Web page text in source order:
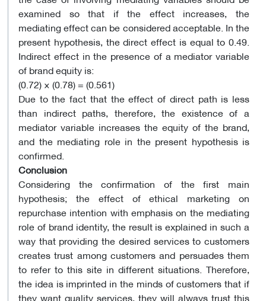
examined so that if the effect increases, the
mediating effect can be considered acceptable. In the
present hypothesis, the direct effect is equal to 0.49.
Indirect effect in the presence of a mediator variable
of brand equity is:
(0.72) × (0.78) = (0.561)
Due to the fact that the effect of direct path is less
than indirect paths, therefore, the existence of a
mediator variable increases the equity of the brand,
and the mediating role in the present hypothesis is
confirmed.
Conclusion
Considering the confirmation of the first main
hypothesis; the effect of ethical marketing on
repurchase intention with emphasis on the mediating
role of brand identity, the result is explained in such a
way that providing the desired services to customers
creates trust among customers and persuades them
to refer to this site in different situations. Therefore,
the idea is imprinted in the minds of customers that if
they want quality services, they will always trust this